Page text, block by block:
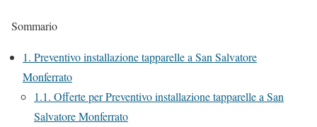
Sommario
1. Preventivo installazione tapparelle a San Salvatore
Monferrato
1.1. Offerte per Preventivo installazione tapparelle a San
Salvatore Monferrato